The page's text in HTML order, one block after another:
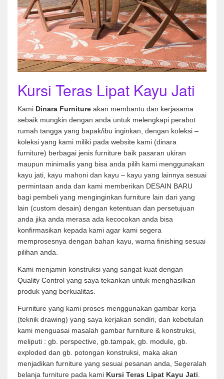
Kursi Teras Lipat Kayu Jati
Kami Dinara Furniture akan membantu dan kerjasama
sebaik mungkin dengan anda untuk melengkapi perabot
rumah tangga yang bapak/ibu inginkan, dengan koleksi –
koleksi yang kami miliki pada website kami (dinara
furniture) berbagai jenis furniture baik pasaran ukiran
maupun minimalis yang bisa anda pilih kami menggunakan
kayu jati, kayu mahoni dan kayu – kayu yang lainnya sesuai
permintaan anda dan kami memberikan DESAIN BARU
bagi pembeli yang menginginkan furniture lain dari yang
lain (custom desain) dengan ketentuan dan persetujuan
anda jika anda merasa ada kecocokan anda bisa
konfirmasikan kepada kami agar kami segera
memprosesnya dengan bahan kayu, warna finishing sesuai
pilihan anda.
Kami menjamin konstruksi yang sangat kuat dengan
Quality Control yang saya tekankan untuk menghasilkan
produk yang berkualitas.
Furniture yang kami proses menggunakan gambar kerja
(teknik drawing) yang saya kerjakan sendiri, dan kebetulan
kami menguasai masalah gambar furniture & konstruksi,
meliputi : gb. perspective, gb.tampak, gb. module, gb.
exploded dan gb. potongan konstruksi, maka akan
menjadikan furniture yang sesuai pesanan anda, Segeralah
belanja furniture pada kami Kursi Teras Lipat Kayu Jati